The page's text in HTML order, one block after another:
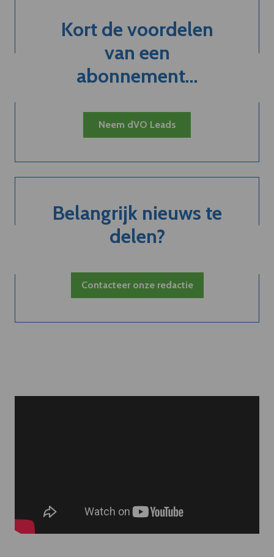
Kort de voordelen
van een
abonnement...
Neem dVO Leads
Belangrijk nieuws te
delen?
Contacteer onze redactie